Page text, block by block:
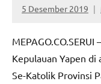
5 Desember 2019
No
Kepulauan Yapen di
Se-Katolik Provinsi